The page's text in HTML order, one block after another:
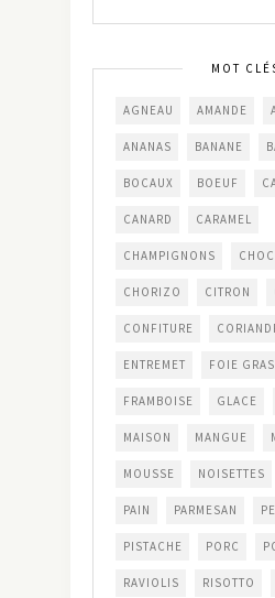
MOT
AGNEAU AMANDE
ANANAS BANANE
BOCAUX BOEUF
CANARD CARAMEL
CHAMPIGNONS
CHORIZO CITRON
CONFITURE
ENTREMET FOIE GRAS
FRAMBOISE GLACE
MAISON MANGUE
MOUSSE NOISETTES
PAIN PARMESAN
PISTACHE PORC
RAVIOLIS RISOTTO